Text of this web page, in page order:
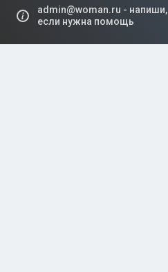
admin@woman.ru - напиши,
если нужна помощь